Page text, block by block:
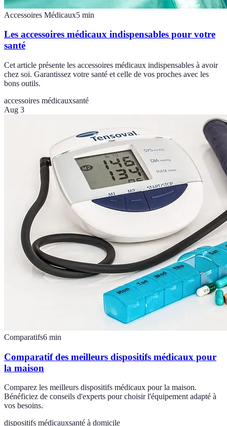
Accessoires Médicaux5 min
Les accessoires médicaux indispensables pour votre
santé
Cet article présente les accessoires médicaux indispensables à avoir
chez soi. Garantissez votre santé et celle de vos proches avec les
bons outils.
accessoires médicauxsanté
Aug 3
Comparatifs6 min
Comparatif des meilleurs dispositifs médicaux pour
la maison
Comparez les meilleurs dispositifs médicaux pour la maison.
Bénéficiez de conseils d'experts pour choisir l'équipement adapté à
vos besoins.
dispositifs médicauxsanté à domicile